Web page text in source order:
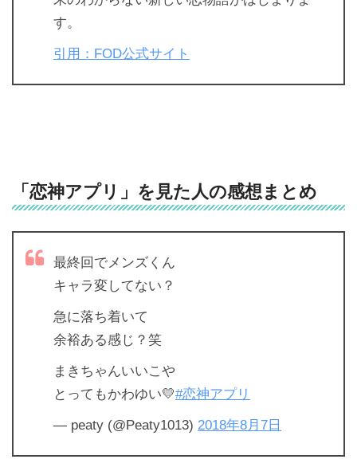
す。
引用：FOD公式サイト
「恋神アプリ」を見た人の感想まとめ
最終回でメンズくん
キャラ変してない？
急に落ち着いて
余裕ある感じ？笑
まきちゃんいいこや
とってもかわゆい💛#恋神アプリ
— peaty (@Peaty1013) 2018年8月7日